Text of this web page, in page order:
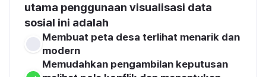
utama penggunaan visualisasi data
sosial ini adalah
Membuat peta desa terlihat menarik dan
modern
Memudahkan pengambilan keputusan